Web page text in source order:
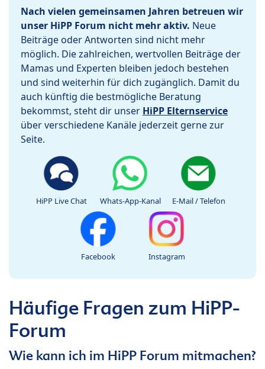
Nach vielen gemeinsamen Jahren betreuen wir
unser HiPP Forum nicht mehr aktiv. Neue
Beiträge oder Antworten sind nicht mehr
möglich. Die zahlreichen, wertvollen Beiträge der
Mamas und Experten bleiben jedoch bestehen
und sind weiterhin für dich zugänglich. Damit du
auch künftig die bestmögliche Beratung
bekommst, steht dir unser HiPP Elternservice
über verschiedene Kanäle jederzeit gerne zur
Seite.
HiPP Live Chat Whats-App-Kanal E-Mail / Telefon
Facebook Instagram
Häufige Fragen zum HiPP-
Forum
Wie kann ich im HiPP Forum mitmachen?